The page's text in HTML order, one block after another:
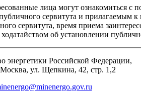
лица могут ознакомиться с
сервитута и прилагаемым
сервитута, время приема
об установлении
энергетики Российской Федерации,
Москва, ул. Щепкина, 42, стр. 1,2